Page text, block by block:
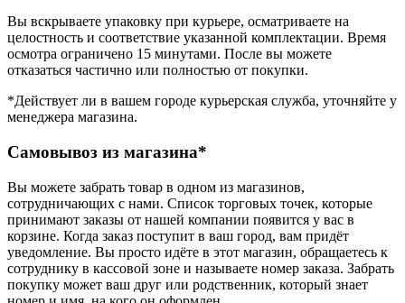
Вы вскрываете упаковку при курьере, осматриваете на
целостность и соответствие указанной комплектации. Время
осмотра ограничено 15 минутами. После вы можете
отказаться частично или полностью от покупки.
*Действует ли в вашем городе курьерская служба, уточняйте у
менеджера магазина.
Самовывоз из магазина*
Вы можете забрать товар в одном из магазинов,
сотрудничающих с нами. Список торговых точек, которые
принимают заказы от нашей компании появится у вас в
корзине. Когда заказ поступит в ваш город, вам придёт
уведомление. Вы просто идёте в этот магазин, обращаетесь к
сотруднику в кассовой зоне и называете номер заказа. Забрать
покупку может ваш друг или родственник, который знает